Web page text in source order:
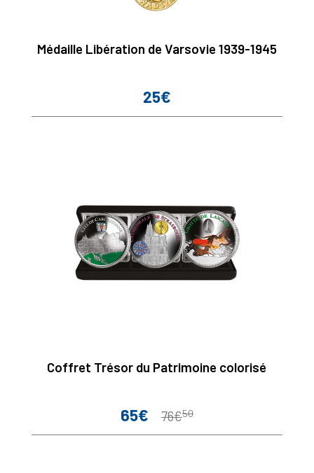
Médaille Libération de Varsovie 1939-1945
Prix
25€
Coffret Trésor du Patrimoine colorisé
Prix
65€
Prix
76€50